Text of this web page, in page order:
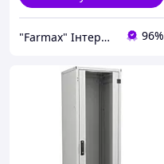
"Farmax" Інтернет-магазин комп'ютерної та побутової техніки 96%